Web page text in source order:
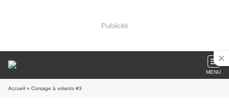
Publicité
MENU
Accueil » Corsage à volants #3